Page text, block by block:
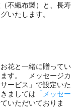
不織布製）と、長寿
いたします。
花と一緒に贈ってい
ます。 メッセージカ
ービス」で設定いた
ましては 「メッセー
いただいておりま